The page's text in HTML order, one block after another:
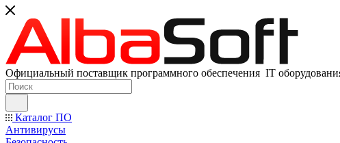
Официальный поставщик программного обеспечения IT
Каталог ПО
Антивирусы